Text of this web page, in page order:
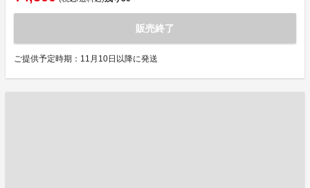
販売終了
ご提供予定時期：11月10日以降に発送